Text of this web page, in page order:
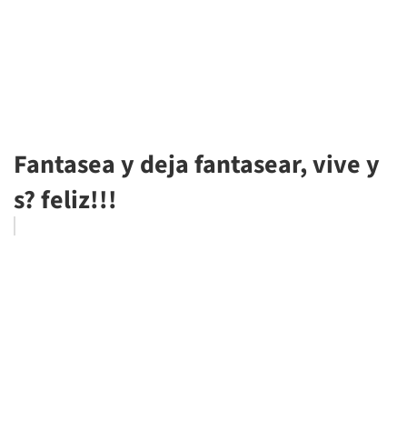
Fantasea y deja fantasear, vive y
s? feliz!!!